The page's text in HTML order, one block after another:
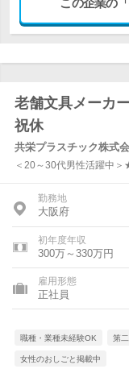
老舗文具メーカ
祝休
共栄プラスチック株式
＜20～30代男性活躍中
勤務地
大阪府
初年度年収
300万～330万円
雇用形態
正社員
職種・業種未経験OK 第
女性のおしごと掲載中